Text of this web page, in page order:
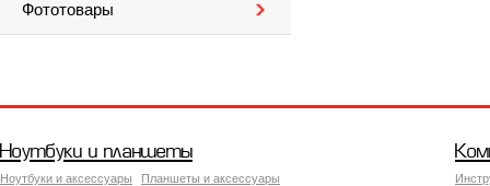
Фототовары
Ноутбуки и планшеты
Ноутбуки и аксессуары
Планшеты и аксессуары